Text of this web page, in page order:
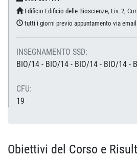
Edificio Edificio delle Bioscienze, Liv. 2,
tutti i giorni previo appuntamento via email
INSEGNAMENTO SSD:
BIO/14 - BIO/14 - BIO/14 - BIO/14 -
CFU:
19
Obiettivi del Corso e